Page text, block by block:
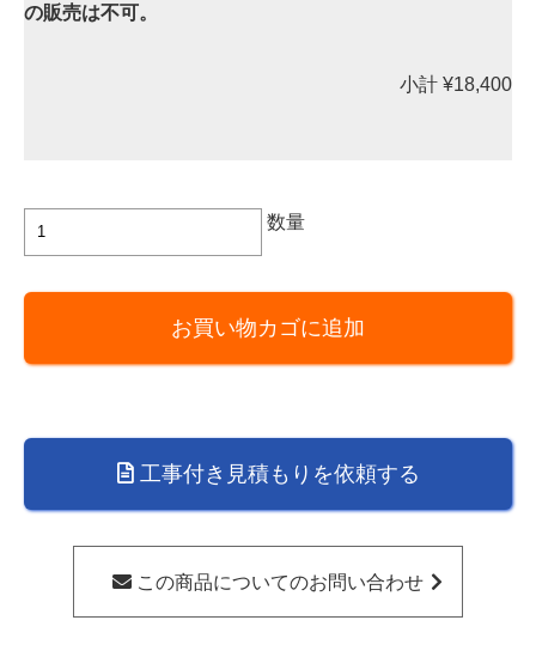
の販売は不可。
小計 ¥18,400
数量
Panasonic
い
機
ア
お買い物カゴに追加
工事付き見積もりを依頼する
この商品についてのお問い合わせ